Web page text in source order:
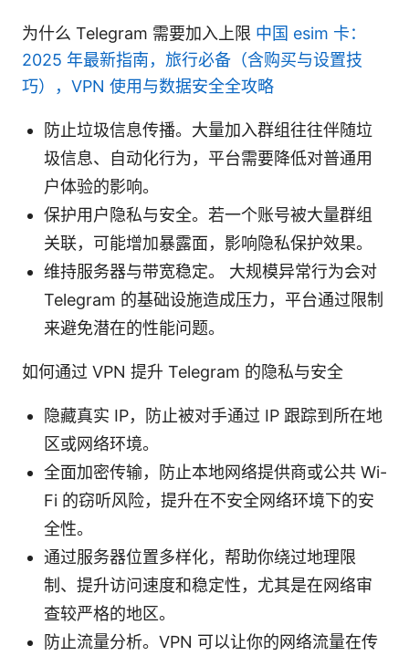
为什么 Telegram 需要加入上限 中国 esim 卡：
2025 年最新指南，旅行必备（含购买与设置技
巧），VPN 使用与数据安全全攻略
防止垃圾信息传播。大量加入群组往往伴随垃
圾信息、自动化行为，平台需要降低对普通用
户体验的影响。
保护用户隐私与安全。若一个账号被大量群组
关联，可能增加暴露面，影响隐私保护效果。
维持服务器与带宽稳定。 大规模异常行为会对
Telegram 的基础设施造成压力，平台通过限制
来避免潜在的性能问题。
如何通过 VPN 提升 Telegram 的隐私与安全
隐藏真实 IP，防止被对手通过 IP 跟踪到所在地
区或网络环境。
全面加密传输，防止本地网络提供商或公共 Wi-
Fi 的窃听风险，提升在不安全网络环境下的安
全性。
通过服务器位置多样化，帮助你绕过地理限
制、提升访问速度和稳定性，尤其是在网络审
查较严格的地区。
防止流量分析。VPN 可以让你的网络流量在传